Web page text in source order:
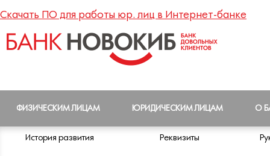
Скачать ПО для работы юр. лиц в Интернет-банке
ФИЗИЧЕСКИМ ЛИЦАМ ЮРИДИЧЕСКИМ ЛИЦАМ О
История развития Реквизиты